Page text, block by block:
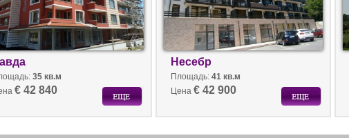
35 кв.м
€ 42 840
Несебр
Площадь: 41 кв.м
Цена € 42 900